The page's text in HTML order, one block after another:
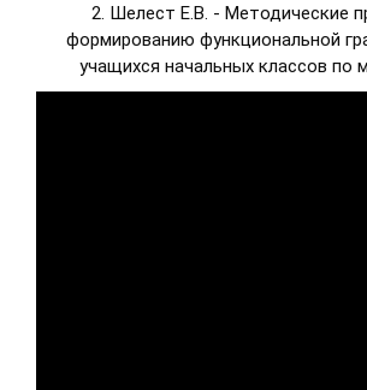
2. Шелест Е.В. - Методические
формированию функциональной
учащихся начальных классов по